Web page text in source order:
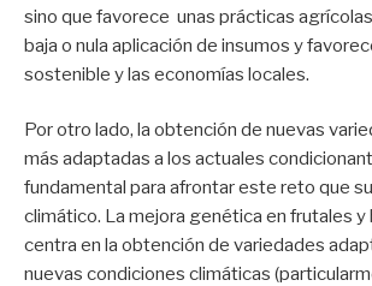
sino que favorece unas prácticas
baja o nula aplicación de insumos y
sostenible y las economías locales.
Por otro lado, la obtención de nuevas
más adaptadas a los actuales
fundamental para afrontar este reto que
climático. La mejora genética en frutales y
centra en la obtención de variedades
nuevas condiciones climáticas